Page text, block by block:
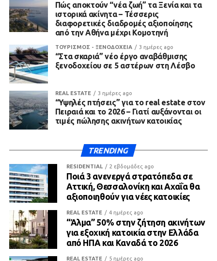
Πώς αποκτούν “νέα ζωή” τα Ξενία και τα
ιστορικά ακίνητα – Τέσσερις
διαφορετικές διαδρομές αξιοποίησης
από την Αθήνα μέχρι Κομοτηνή
ΤΟΥΡΙΣΜΟΣ - ΞΕΝΟΔΟΧΕΙΑ 3 ημέρες ago
“Στα σκαριά” νέο έργο αναβάθμισης
ξενοδοχείου σε 5 αστέρων στη Λέσβο
REAL ESTATE 3 ημέρες ago
“Υψηλές πτήσεις” για το real estate στον
Πειραιά και το 2026 – Γιατί αυξάνονται οι
τιμές πώλησης ακινήτων κατοικίας
TRENDING
RESIDENTIAL 2 εβδομάδες ago
Ποιά 3 ανενεργά στρατόπεδα σε
Αττική, Θεσσαλονίκη και Αχαΐα θα
αξιοποιηθούν για νέες κατοικίες
REAL ESTATE 4 ημέρες ago
“Άλμα” 50% στην ζήτηση ακινήτων
για εξοχική κατοικία στην Ελλάδα
από ΗΠΑ και Καναδά το 2026
REAL ESTATE 5 ημέρες ago